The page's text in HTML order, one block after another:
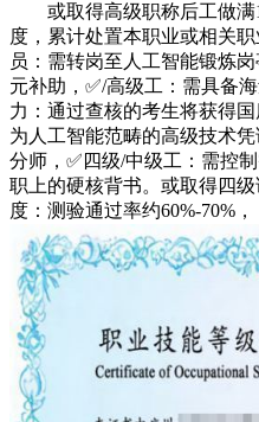
或取得高级职称后工做满1
度，累计处置本职业或相关
员：需转岗至人工智能锻炼
元补助，✅/高级工：需具备
力：通过查核的考生将获得
为人工智能范畴的高级技术
分师，✅四级/中级工：需控
职上的硬核背书。或取得四
度：测验通过率约60%-70%，